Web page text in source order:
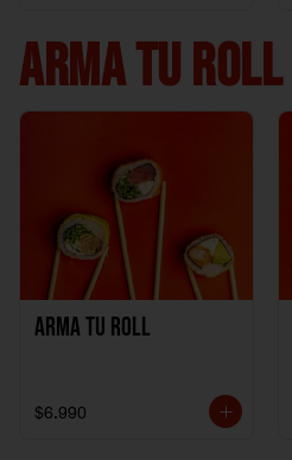
ARMA TU ROLL
Arma Tu Roll
$6.990